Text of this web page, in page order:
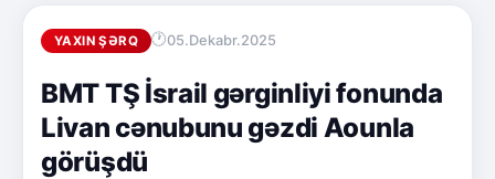
YAXIN ŞƏRQ 05.Dekabr.2025
BMT TŞ İsrail gərginliyi fonunda
Livan cənubunu gəzdi Aounla
görüşdü